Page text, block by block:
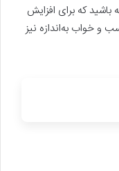
باشید که برای افزایش
و خواب به‌اندازه نیز